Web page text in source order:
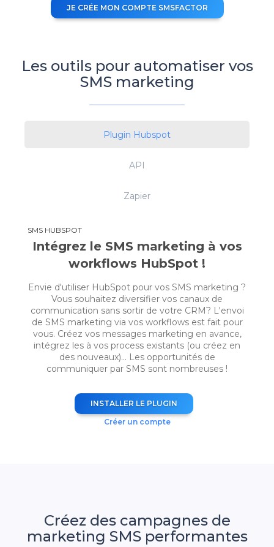
JE CRÉE MON COMPTE SMSFACTOR
Les outils pour automatiser vos
SMS marketing
Plugin Hubspot
API
Zapier
SMS HUBSPOT
Intégrez le SMS marketing à vos
workflows HubSpot !
Envie d'utiliser HubSpot pour vos SMS marketing ?
Vous souhaitez diversifier vos canaux de
communication sans sortir de votre CRM? L'envoi
de SMS marketing via vos workflows est fait pour
vous. Créez vos messages marketing en avance,
intégrez les à vos process existants (ou créez en
des nouveaux)... Les opportunités de
communiquer par SMS sont nombreuses !
INSTALLER LE PLUGIN
Créer un compte
Créez des campagnes de
marketing SMS performantes